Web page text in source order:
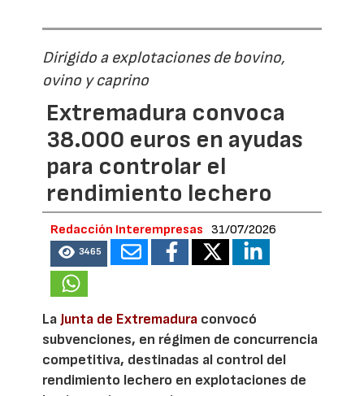
Dirigido a explotaciones de bovino,
ovino y caprino
Extremadura convoca
38.000 euros en ayudas
para controlar el
rendimiento lechero
Redacción Interempresas 31/07/2026
3465
La Junta de Extremadura convocó
subvenciones, en régimen de concurrencia
competitiva, destinadas al control del
rendimiento lechero en explotaciones de